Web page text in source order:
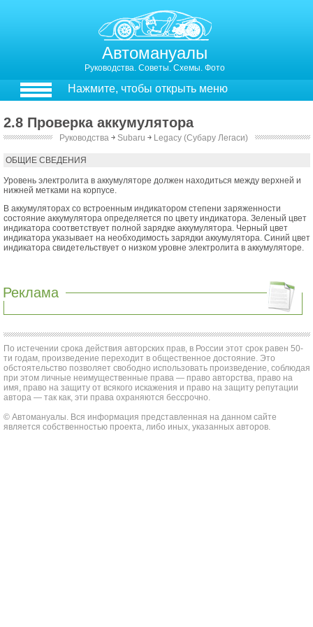
Автомануалы
Руководства. Советы. Схемы. Фото
Нажмите, чтобы открыть меню
2.8 Проверка аккумулятора
Руководства ￫ Subaru ￫ Legacy (Субару Легаси)
ОБЩИЕ СВЕДЕНИЯ
Уровень электролита в аккумуляторе должен находиться между верхней и
нижней метками на корпусе.
В аккумуляторах со встроенным индикатором степени заряженности
состояние аккумулятора определяется по цвету индикатора. Зеленый цвет
индикатора соответствует полной зарядке аккумулятора. Черный цвет
индикатора указывает на необходимость зарядки аккумулятора. Синий цвет
индикатора свидетельствует о низком уровне электролита в аккумуляторе.
Реклама
По истечении срока действия авторских прав, в России этот срок равен 50-
ти годам, произведение переходит в общественное достояние. Это
обстоятельство позволяет свободно использовать произведение, соблюдая
при этом личные неимущественные права — право авторства, право на
имя, право на защиту от всякого искажения и право на защиту репутации
автора — так как, эти права охраняются бессрочно.
© Автомануалы. Вся информация представленная на данном сайте
является собственностью проекта, либо иных, указанных авторов.